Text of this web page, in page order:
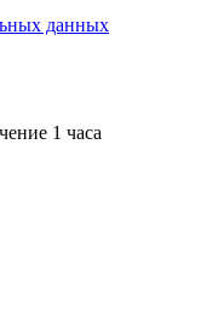
данных
1 часа